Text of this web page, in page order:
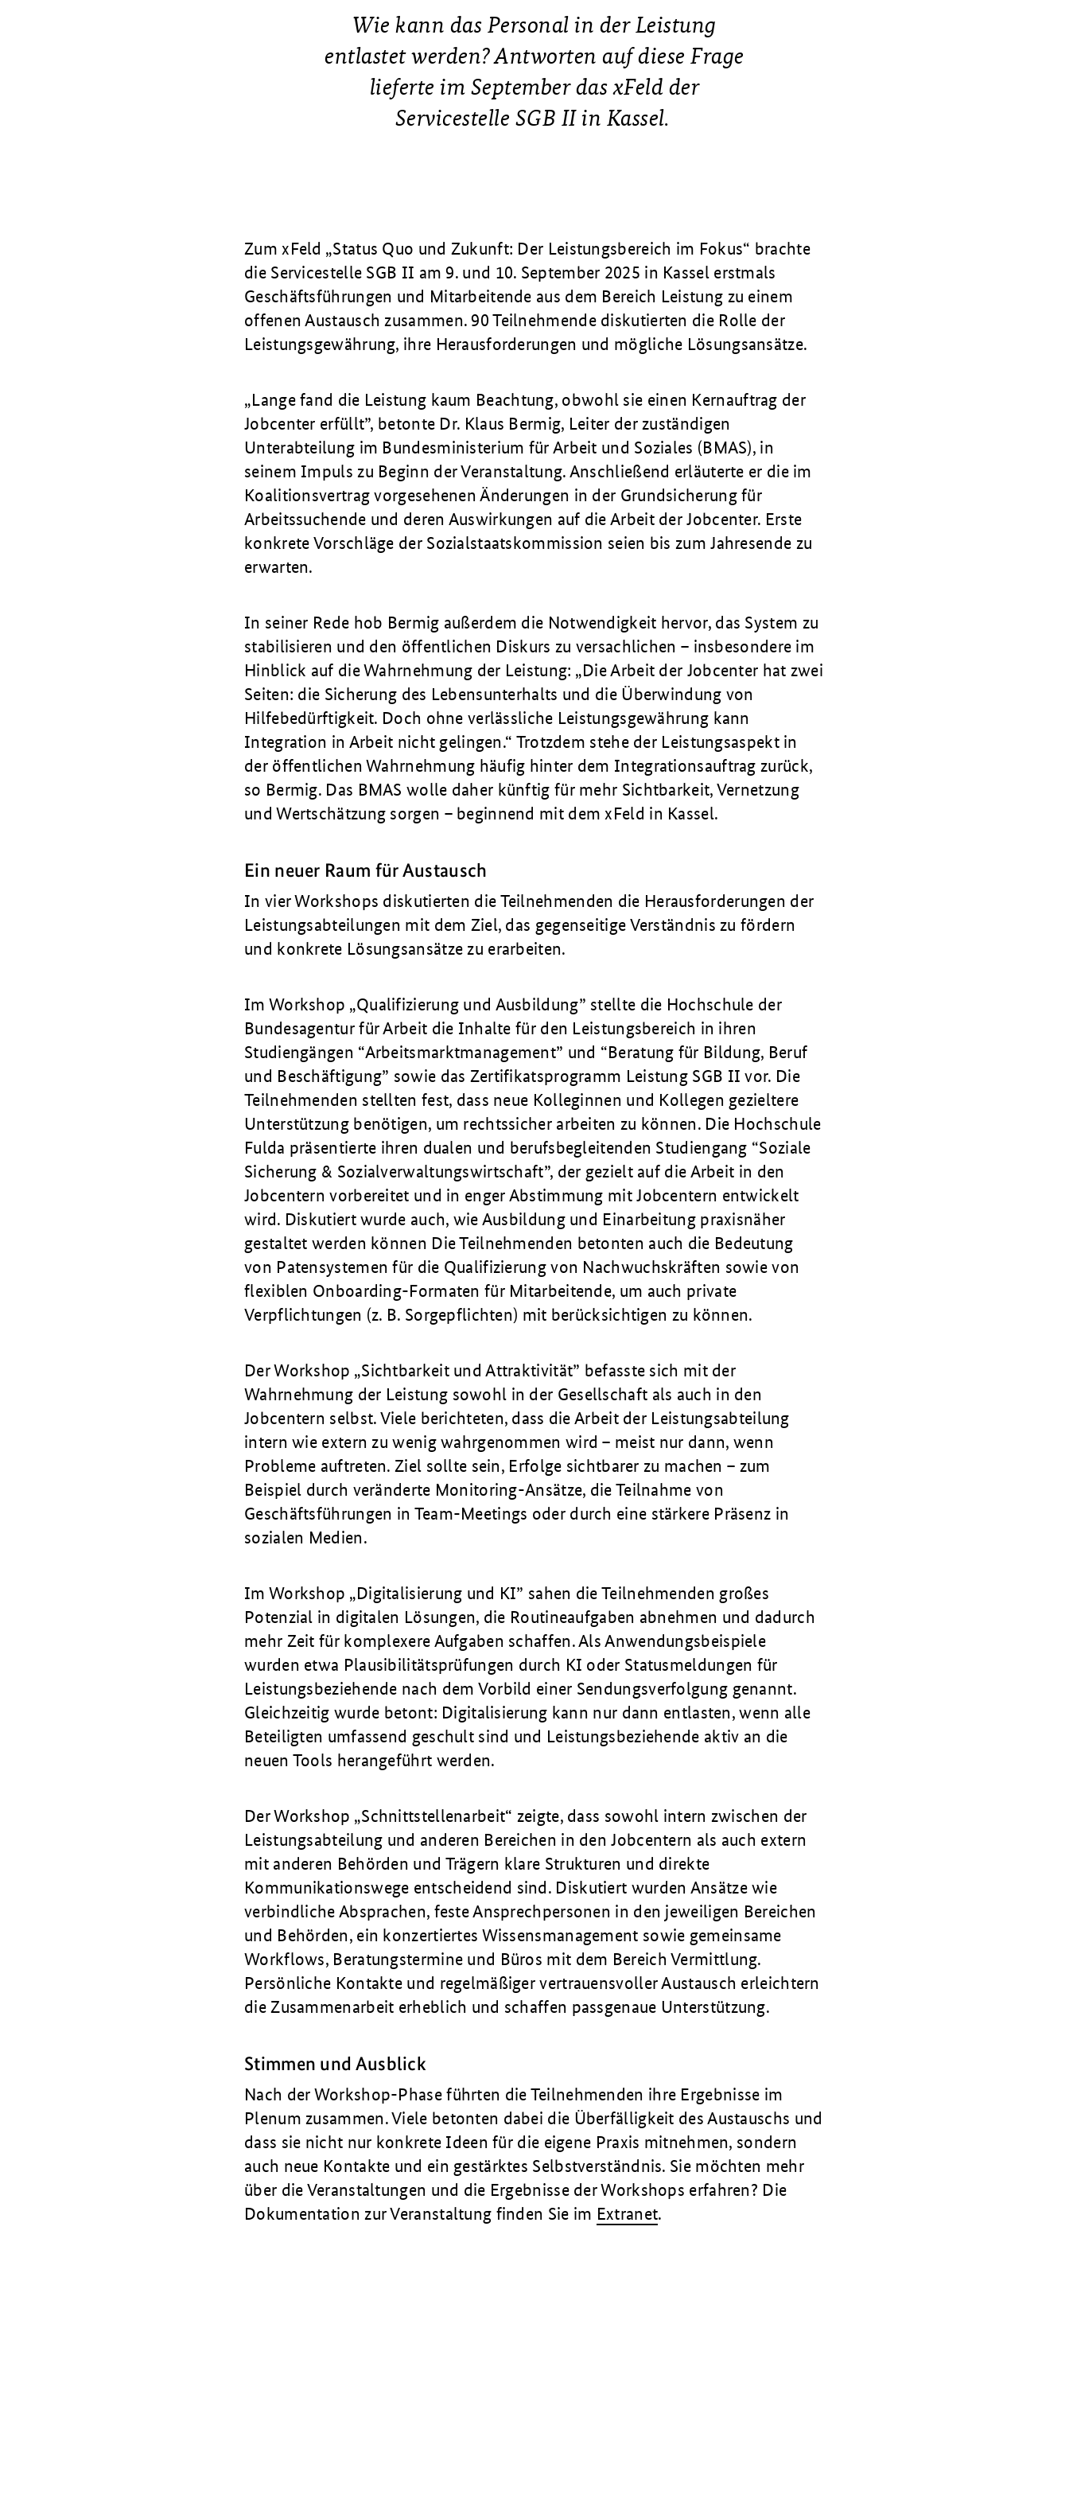
Wie kann das Personal in der Leistung
entlastet werden? Antworten auf diese Frage
lieferte im September das xFeld der
Servicestelle SGB IIin Kassel.
Zum xFeld „Status Quo und Zukunft: Der Leistungsbereich im Fokus“ brachte
die Servicestelle SGB II am 9. und 10. September 2025 in Kassel erstmals
Geschäftsführungen und Mitarbeitende aus dem Bereich Leistung zu einem
offenen Austausch zusammen. 90 Teilnehmende diskutierten die Rolle der
Leistungsgewährung, ihre Herausforderungen und mögliche Lösungsansätze.
„Lange fand die Leistung kaum Beachtung, obwohl sie einen Kernauftrag der
Jobcenter erfüllt”, betonte Dr. Klaus Bermig, Leiter der zuständigen
Unterabteilung im Bundesministerium für Arbeit und Soziales (BMAS), in
seinem Impuls zu Beginn der Veranstaltung. Anschließend erläuterte er die im
Koalitionsvertrag vorgesehenen Änderungen in der Grundsicherung für
Arbeitssuchende und deren Auswirkungen auf die Arbeit der Jobcenter. Erste
konkrete Vorschläge der Sozialstaatskommission seien bis zum Jahresende zu
erwarten.
In seiner Rede hob Bermig außerdem die Notwendigkeit hervor, das System zu
stabilisieren und den öffentlichen Diskurs zu versachlichen – insbesondere im
Hinblick auf die Wahrnehmung der Leistung: „Die Arbeit der Jobcenter hat zwei
Seiten: die Sicherung des Lebensunterhalts und die Überwindung von
Hilfebedürftigkeit. Doch ohne verlässliche Leistungsgewährung kann
Integration in Arbeit nicht gelingen.“ Trotzdem stehe der Leistungsaspekt in
der öffentlichen Wahrnehmung häufig hinter dem Integrationsauftrag zurück,
so Bermig. Das BMAS wolle daher künftig für mehr Sichtbarkeit, Vernetzung
und Wertschätzung sorgen – beginnend mit dem xFeld in Kassel.
Ein neuer Raum für Austausch
In vier Workshops diskutierten die Teilnehmenden die Herausforderungen der
Leistungsabteilungen mit dem Ziel, das gegenseitige Verständnis zu fördern
und konkrete Lösungsansätze zu erarbeiten.
Im Workshop „Qualifizierung und Ausbildung” stellte die Hochschule der
Bundesagentur für Arbeit die Inhalte für den Leistungsbereich in ihren
Studiengängen “Arbeitsmarktmanagement” und “Beratung für Bildung, Beruf
und Beschäftigung” sowie das Zertifikatsprogramm Leistung SGB II vor. Die
Teilnehmenden stellten fest, dass neue Kolleginnen und Kollegen gezieltere
Unterstützung benötigen, um rechtssicher arbeiten zu können. Die Hochschule
Fulda präsentierte ihren dualen und berufsbegleitenden Studiengang “Soziale
Sicherung & Sozialverwaltungswirtschaft”, der gezielt auf die Arbeit in den
Jobcentern vorbereitet und in enger Abstimmung mit Jobcentern entwickelt
wird. Diskutiert wurde auch, wie Ausbildung und Einarbeitung praxisnäher
gestaltet werden können Die Teilnehmenden betonten auch die Bedeutung
von Patensystemen für die Qualifizierung von Nachwuchskräften sowie von
flexiblen Onboarding-Formaten für Mitarbeitende, um auch private
Verpflichtungen (z. B. Sorgepflichten) mit berücksichtigen zu können.
Der Workshop „Sichtbarkeit und Attraktivität” befasste sich mit der
Wahrnehmung der Leistung sowohl in der Gesellschaft als auch in den
Jobcentern selbst. Viele berichteten, dass die Arbeit der Leistungsabteilung
intern wie extern zu wenig wahrgenommen wird – meist nur dann, wenn
Probleme auftreten. Ziel sollte sein, Erfolge sichtbarer zu machen – zum
Beispiel durch veränderte Monitoring-Ansätze, die Teilnahme von
Geschäftsführungen in Team-Meetings oder durch eine stärkere Präsenz in
sozialen Medien.
Im Workshop „Digitalisierung und KI” sahen die Teilnehmenden großes
Potenzial in digitalen Lösungen, die Routineaufgaben abnehmen und dadurch
mehr Zeit für komplexere Aufgaben schaffen. Als Anwendungsbeispiele
wurden etwa Plausibilitätsprüfungen durch KI oder Statusmeldungen für
Leistungsbeziehende nach dem Vorbild einer Sendungsverfolgung genannt.
Gleichzeitig wurde betont: Digitalisierung kann nur dann entlasten, wenn alle
Beteiligten umfassend geschult sind und Leistungsbeziehende aktiv an die
neuen Tools herangeführt werden.
Der Workshop „Schnittstellenarbeit“ zeigte, dass sowohl intern zwischen der
Leistungsabteilung und anderen Bereichen in den Jobcentern als auch extern
mit anderen Behörden und Trägern klare Strukturen und direkte
Kommunikationswege entscheidend sind. Diskutiert wurden Ansätze wie
verbindliche Absprachen, feste Ansprechpersonen in den jeweiligen Bereichen
und Behörden, ein konzertiertes Wissensmanagement sowie gemeinsame
Workflows, Beratungstermine und Büros mit dem Bereich Vermittlung.
Persönliche Kontakte und regelmäßiger vertrauensvoller Austausch erleichtern
die Zusammenarbeit erheblich und schaffen passgenaue Unterstützung.
Stimmen und Ausblick
Nach der Workshop-Phase führten die Teilnehmenden ihre Ergebnisse im
Plenum zusammen. Viele betonten dabei die Überfälligkeit des Austauschs und
dass sie nicht nur konkrete Ideen für die eigene Praxis mitnehmen, sondern
auch neue Kontakte und ein gestärktes Selbstverständnis. Sie möchten mehr
über die Veranstaltungen und die Ergebnisse der Workshops erfahren? Die
Dokumentation zur Veranstaltung finden Sie im Extranet.